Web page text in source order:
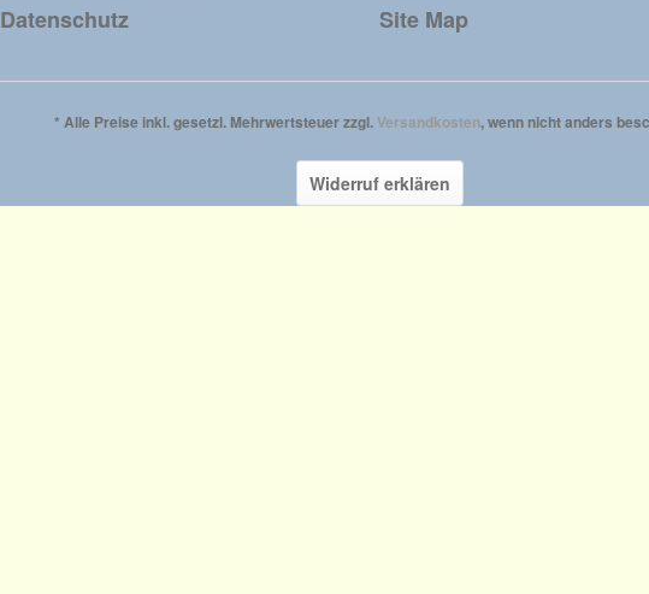
Datenschutz
Site Map
* Alle Preise inkl. gesetzl. Mehrwertsteuer zzgl.Versandkosten, wenn nicht anders
Widerruf erklären